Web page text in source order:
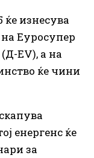
изнесува
Еуросупер
ЕV), а на
ќе чини
енергенс ќе
за